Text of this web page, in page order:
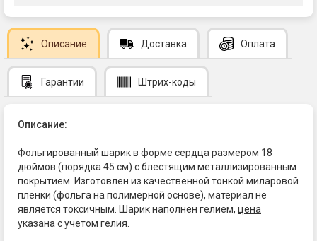
Описание Доставка Оплата
Гарантии Штрих-коды
Описание:
Фольгированный шарик в форме сердца размером 18
дюймов (порядка 45 см) с блестящим металлизированным
покрытием. Изготовлен из качественной тонкой миларовой
пленки (фольга на полимерной основе), материал не
является токсичным. Шарик наполнен гелием, цена
указана с учетом гелия